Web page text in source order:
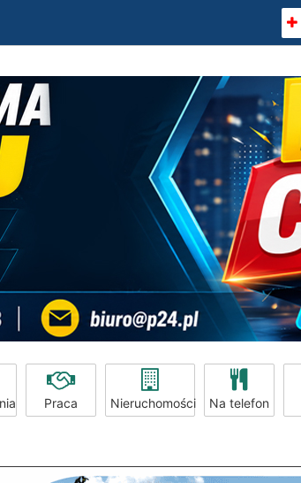
Praca Nieruchomości Na telefon